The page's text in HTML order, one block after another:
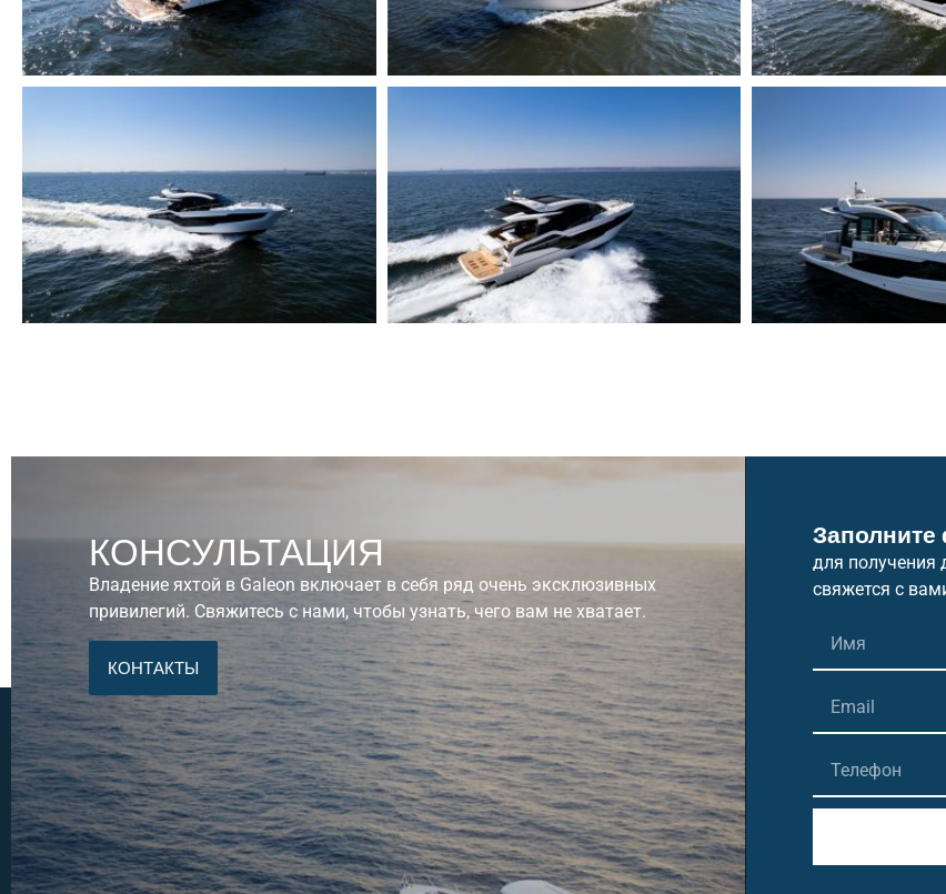
КОНСУЛЬТАЦИЯ
Владение яхтой в Galeon включает в себя ряд очень эксклюзивных
привилегий. Свяжитесь с нами, чтобы узнать, чего вам не хватает.
КОНТАКТЫ
для получения
свяжется с